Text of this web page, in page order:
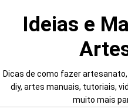
Ideias e
Dicas de como fazer
diy, artes manuais, tutoriais,
muito mais